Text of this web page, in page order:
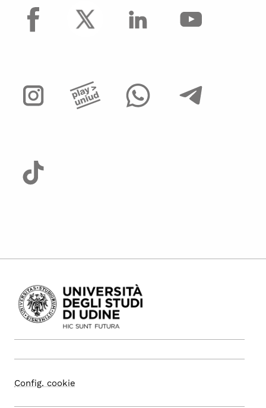
facebook
Config. cookie